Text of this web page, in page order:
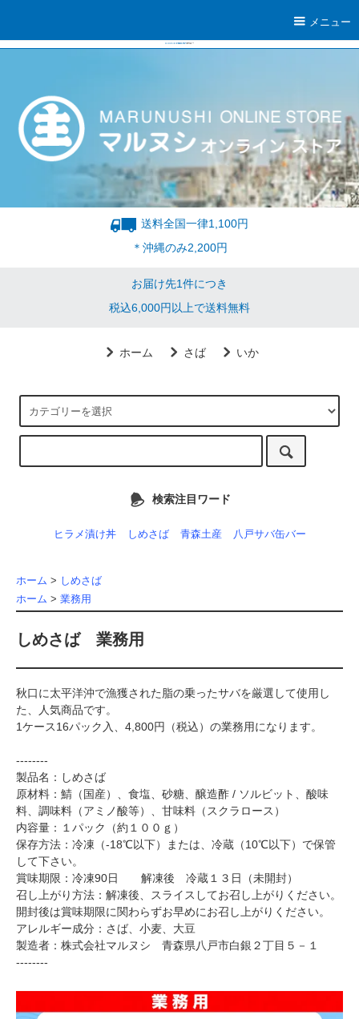
メニュー
送料全国一律1,100円
＊沖縄のみ2,200円
お届け先1件につき
税込6,000円以上で送料無料
ホーム さば いか
検索注目ワード
ヒラメ漬け丼 しめさば 青森土産 八戸サバ缶バー
ホーム > しめさば
ホーム > 業務用
しめさば 業務用
秋口に太平洋沖で漁獲された脂の乗ったサバを厳選して使用し
た、人気商品です。
1ケース16パック入、4,800円（税込）の業務用になります。
--------
製品名：しめさば
原材料：鯖（国産）、食塩、砂糖、醸造酢 / ソルビット、酸味
料、調味料（アミノ酸等）、甘味料（スクラロース）
内容量：１パック（約１００ｇ）
保存方法：冷凍（-18℃以下）または、冷蔵（10℃以下）で保管
して下さい。
賞味期限：冷凍90日 解凍後 冷蔵１３日（未開封）
召し上がり方法：解凍後、スライスしてお召し上がりください。
開封後は賞味期限に関わらずお早めにお召し上がりください。
アレルギー成分：さば、小麦、大豆
製造者：株式会社マルヌシ 青森県八戸市白銀２丁目５－１
--------